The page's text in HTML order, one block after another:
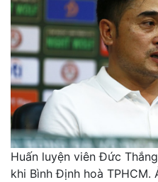
Huấn luyện viên Đức
khi Bình Định hoà TPHCM.